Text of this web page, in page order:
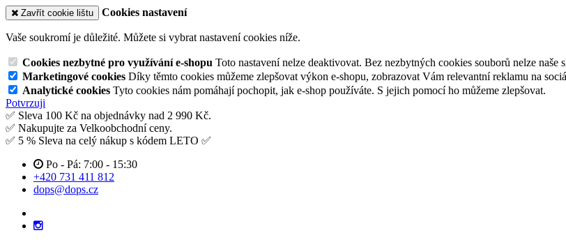
Zavřít cookie lištu Cookies nastavení
Vaše soukromí je důležité. Můžete si vybrat nastavení cookies níže.
Cookies nezbytné pro využívání e-shopu Toto nastavení nelze deaktivovat. Bez nezbytných cookies souborů nelze naše
Marketingové cookies Díky těmto cookies můžeme zlepšovat výkon e-shopu, zobrazovat Vám relevantní reklamu na
Analytické cookies Tyto cookies nám pomáhají pochopit, jak e-shop používáte. S jejich pomocí ho můžeme zlepšovat.
Potvrzuji
✅ Sleva 100 Kč na objednávky nad 2 990 Kč.
✅ Nakupujte za Velkoobchodní ceny.
✅ 5 % Sleva na celý nákup s kódem LETO ✅
Po - Pá: 7:00 - 15:30
+420 731 411 812
dops@dops.cz